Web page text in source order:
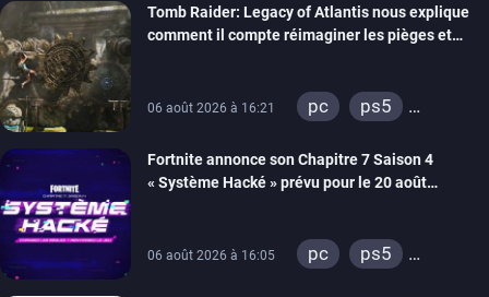
switch 2
Tomb Raider: Legacy of Atlantis nous explique
comment il compte réimaginer les pièges et
06 août 2026 à 16:21 pc
ps5
switch 2
Fortnite annonce son Chapitre 7 Saison 4
« Système Hacké » prévu pour le 20 août
06 août 2026 à 16:05 pc
ps5